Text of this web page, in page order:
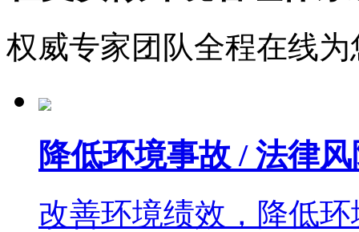
权威专家团队全程在线
降低环境事故 / 法律
改善环境绩效，降低环